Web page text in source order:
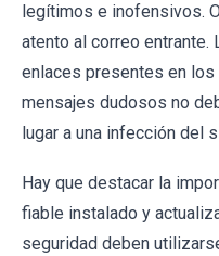
legítimos e inofensivos.
atento al correo entrante.
enlaces presentes en
mensajes dudosos no
lugar a una infección del
Hay que destacar la
fiable instalado y
seguridad deben